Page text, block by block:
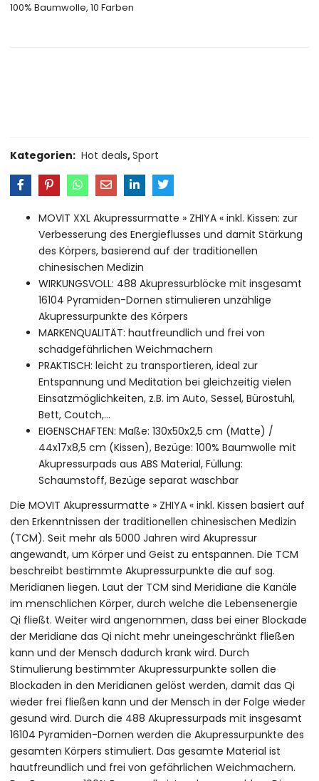
100% Baumwolle, 10 Farben
Kategorien: Hot deals,Sport
MOVIT XXL Akupressurmatte » ZHIYA « inkl. Kissen: zur
Verbesserung des Energieflusses und damit Stärkung
des Körpers, basierend auf der traditionellen
chinesischen Medizin
WIRKUNGSVOLL: 488 Akupressurblöcke mit insgesamt
16104 Pyramiden-Dornen stimulieren unzählige
Akupressurpunkte des Körpers
MARKENQUALITÄT: hautfreundlich und frei von
schadgefährlichen Weichmachern
PRAKTISCH: leicht zu transportieren, ideal zur
Entspannung und Meditation bei gleichzeitig vielen
Einsatzmöglichkeiten, z.B. im Auto, Sessel, Bürostuhl,
Bett, Coutch,…
EIGENSCHAFTEN: Maße: 130x50x2,5 cm (Matte) /
44x17x8,5 cm (Kissen), Bezüge: 100% Baumwolle mit
Akupressurpads aus ABS Material, Füllung:
Schaumstoff, Bezüge separat waschbar
Die MOVIT Akupressurmatte » ZHIYA « inkl. Kissen basiert auf
den Erkenntnissen der traditionellen chinesischen Medizin
(TCM). Seit mehr als 5000 Jahren wird Akupressur
angewandt, um Körper und Geist zu entspannen. Die TCM
beschreibt bestimmte Akupressurpunkte die auf sog.
Meridianen liegen. Laut der TCM sind Meridiane die Kanäle
im menschlichen Körper, durch welche die Lebensenergie
Qi fließt. Weiter wird angenommen, dass bei einer Blockade
der Meridiane das Qi nicht mehr uneingeschränkt fließen
kann und der Mensch dadurch krank wird. Durch
Stimulierung bestimmter Akupressurpunkte sollen die
Blockaden in den Meridianen gelöst werden, damit das Qi
wieder frei fließen kann und der Mensch in der Folge wieder
gesund wird. Durch die 488 Akupressurpads mit insgesamt
16104 Pyramiden-Dornen werden die Akupressurpunkte des
gesamten Körpers stimuliert. Das gesamte Material ist
hautfreundlich und frei von gefährlichen Weichmachern.